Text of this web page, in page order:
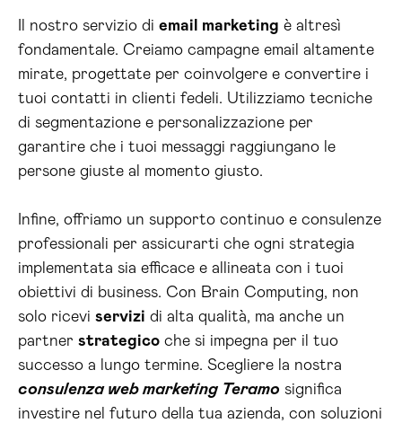
Il nostro servizio di email marketing è altresì
fondamentale. Creiamo campagne email altamente
mirate, progettate per coinvolgere e convertire i
tuoi contatti in clienti fedeli. Utilizziamo tecniche
di segmentazione e personalizzazione per
garantire che i tuoi messaggi raggiungano le
persone giuste al momento giusto.
Infine, offriamo un supporto continuo e consulenze
professionali per assicurarti che ogni strategia
implementata sia efficace e allineata con i tuoi
obiettivi di business. Con Brain Computing, non
solo ricevi servizi di alta qualità, ma anche un
partner strategico che si impegna per il tuo
successo a lungo termine. Scegliere la nostra
consulenza web marketing Teramo significa
investire nel futuro della tua azienda, con soluzioni